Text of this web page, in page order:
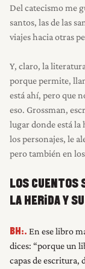
Del catecismo me
santos, las de las
viajes hacia otras
Y, claro, la
porque permite,
está ahí, pero que
eso. Grossman,
lugar donde está la
los personajes, le
pero también en
LOS CUENTOS
LA HERIDA Y
BH:. En ese libro
dices: “porque un
capas de escritura,